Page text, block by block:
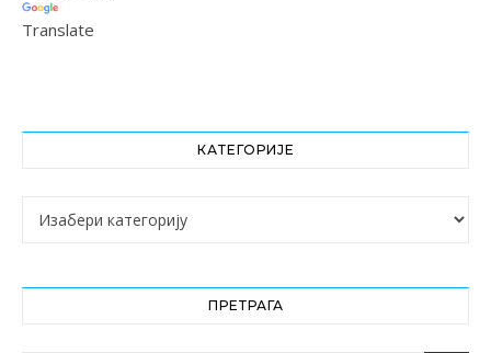
Translate
КАТЕГОРИЈЕ
Категорије
ПРЕТРАГА